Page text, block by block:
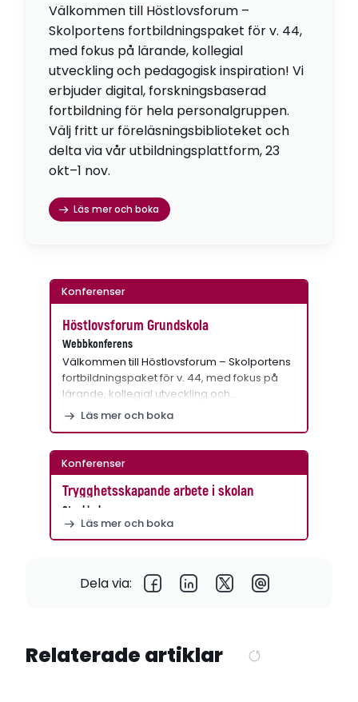
Välkommen till Höstlovsforum –
Skolportens fortbildningspaket för v. 44,
med fokus på lärande, kollegial
utveckling och pedagogisk inspiration! Vi
erbjuder digital, forskningsbaserad
fortbildning för hela personalgruppen.
Välj fritt ur föreläsningsbiblioteket och
delta via vår utbildningsplattform, 23
okt–1 nov.
Läs mer och boka
Konferenser
Höstlovsforum Grundskola
Webbkonferens
Välkommen till Höstlovsforum – Skolportens
fortbildningspaket för v. 44, med fokus på
lärande, kollegial utveckling och…
Läs mer och boka
Konferenser
Trygghetsskapande arbete i skolan
Stockholm
Läs mer och boka
Dela via:
Relaterade artiklar